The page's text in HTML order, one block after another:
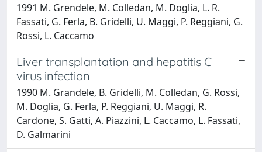
1991 M. Grendele, M. Colledan, M. Doglia, L. R.
Fassati, G. Ferla, B. Gridelli, U. Maggi, P. Reggiani, G.
Rossi, L. Caccamo
Liver transplantation and hepatitis C
virus infection
1990 M. Grandele, B. Gridelli, M. Colledan, G. Rossi,
M. Doglia, G. Ferla, P. Reggiani, U. Maggi, R.
Cardone, S. Gatti, A. Piazzini, L. Caccamo, L. Fassati,
D. Galmarini